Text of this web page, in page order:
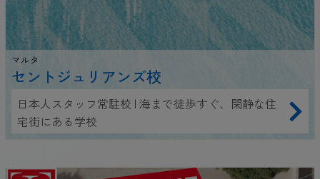
マルタ
セントジュリアンズ校
日本人スタッフ常駐校 | 海まで徒歩すぐ、閑静な住
宅街にある学校